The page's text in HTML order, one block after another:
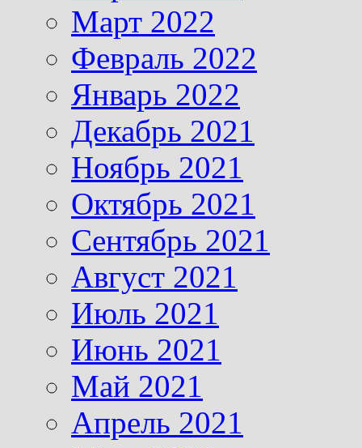
Март 2022
Февраль 2022
Январь 2022
Декабрь 2021
Ноябрь 2021
Октябрь 2021
Сентябрь 2021
Август 2021
Июль 2021
Июнь 2021
Май 2021
Апрель 2021